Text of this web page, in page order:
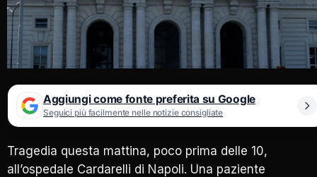
Aggiungi come fonte preferita su Google
Seguici più facilmente nelle notizie consigliate
Tragedia questa mattina, poco prima delle 10,
all’ospedale Cardarelli di Napoli. Una paziente